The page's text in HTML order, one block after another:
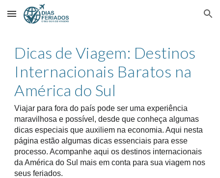
Skip to main content Skip to navigation
Dicas de Viagem: Destinos
Internacionais Baratos na
América do Sul
Viajar para fora do país pode ser uma experiência
maravilhosa e possível, desde que conheça algumas
dicas especiais que auxiliem na economia. Aqui nesta
página estão algumas dicas essenciais para esse
processo. Acompanhe aqui os destinos internacionais
da América do Sul mais em conta para sua viagem nos
seus feriados.